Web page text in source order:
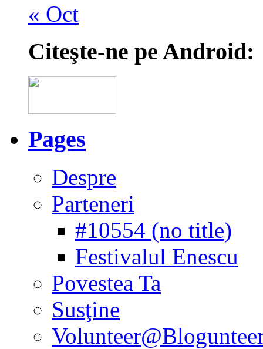
« Oct
Citeşte-ne pe Android:
Pages
Despre
Parteneri
#10554 (no title)
Festivalul Enescu
Povestea Ta
Susţine